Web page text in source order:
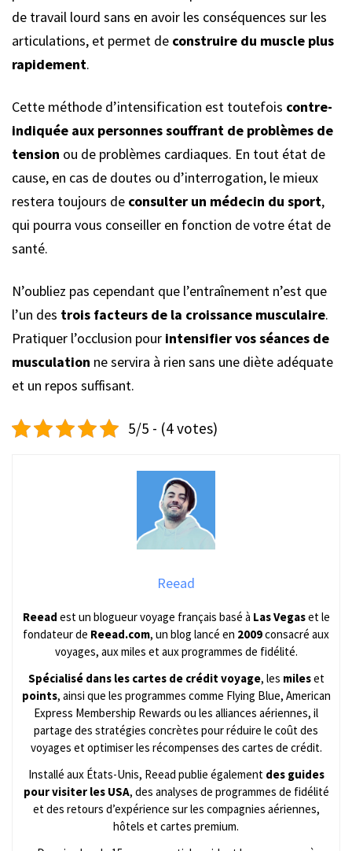
de travail lourd sans en avoir les conséquences sur les
articulations, et permet de construire du muscle plus
rapidement.
Cette méthode d’intensification est toutefois contre-
indiquée aux personnes souffrant de problèmes de
tension ou de problèmes cardiaques. En tout état de
cause, en cas de doutes ou d’interrogation, le mieux
restera toujours de consulter un médecin du sport,
qui pourra vous conseiller en fonction de votre état de
santé.
N’oubliez pas cependant que l’entraînement n’est que
l’un des trois facteurs de la croissance musculaire.
Pratiquer l’occlusion pour intensifier vos séances de
musculation ne servira à rien sans une diète adéquate
et un repos suffisant.
5/5 - (4 votes)
Reead
Reead est un blogueur voyage français basé à Las Vegaset le
fondateur de Reead.com, un blog lancé en 2009consacré aux
voyages, aux miles et aux programmes de fidélité.
Spécialisé dans les cartes de crédit voyage, les mileset
points, ainsi que les programmes comme Flying Blue, American
Express Membership Rewards ou les alliances aériennes, il
partage des stratégies concrètes pour réduire le coût des
voyages et optimiser les récompenses des cartes de crédit.
Installé aux États-Unis, Reead publie également des guides
pour visiter les USA, des analyses de programmes de fidélité
et des retours d’expérience sur les compagnies aériennes,
hôtels et cartes premium.